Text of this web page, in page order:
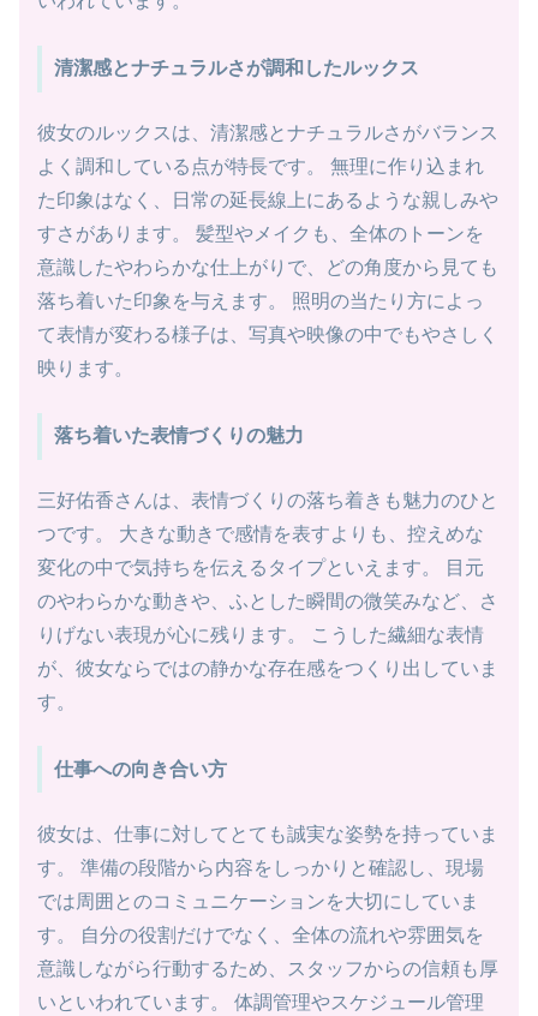
清潔感とナチュラルさが調和したルックス
彼女のルックスは、清潔感とナチュラルさがバランス
よく調和している点が特長です。 無理に作り込まれ
た印象はなく、日常の延長線上にあるような親しみや
すさがあります。 髪型やメイクも、全体のトーンを
意識したやわらかな仕上がりで、どの角度から見ても
落ち着いた印象を与えます。 照明の当たり方によっ
て表情が変わる様子は、写真や映像の中でもやさしく
映ります。
落ち着いた表情づくりの魅力
三好佑香さんは、表情づくりの落ち着きも魅力のひと
つです。 大きな動きで感情を表すよりも、控えめな
変化の中で気持ちを伝えるタイプといえます。 目元
のやわらかな動きや、ふとした瞬間の微笑みなど、さ
りげない表現が心に残ります。 こうした繊細な表情
が、彼女ならではの静かな存在感をつくり出していま
す。
仕事への向き合い方
彼女は、仕事に対してとても誠実な姿勢を持っていま
す。 準備の段階から内容をしっかりと確認し、現場
では周囲とのコミュニケーションを大切にしていま
す。 自分の役割だけでなく、全体の流れや雰囲気を
意識しながら行動するため、スタッフからの信頼も厚
いといわれています。 体調管理やスケジュール管理